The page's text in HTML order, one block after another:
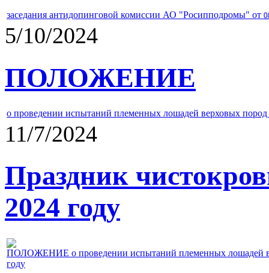
заседания антидопинговой комиссии АО "Росипподромы" от
5/10/2024
ПОЛОЖЕНИЕ
о проведении испытаний племенных лошадей верховых
11/7/2024
Праздник
2024 году
ПОЛОЖЕНИЕ о проведении испытаний племенных лошадей
году